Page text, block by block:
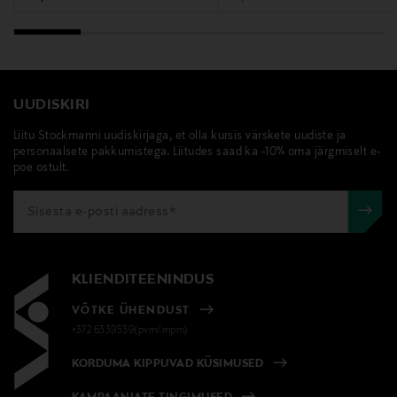
UUDISKIRI
Liitu Stockmanni uudiskirjaga, et olla kursis värskete uudiste ja
personaalsete pakkumistega. Liitudes saad ka -10% oma järgmiselt e-
poe ostult.
KLIENDITEENINDUS
VÕTKE ÜHENDUST
+372 6339539(pvm/mpm)
KORDUMA KIPPUVAD KÜSIMUSED